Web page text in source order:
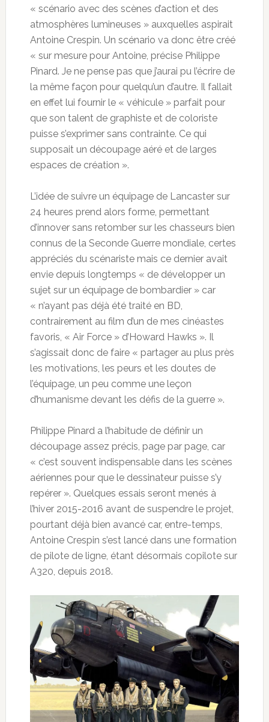
« scénario avec des scènes d’action et des
atmosphères lumineuses » auxquelles aspirait
Antoine Crespin. Un scénario va donc être créé
« sur mesure pour Antoine, précise Philippe
Pinard. Je ne pense pas que j’aurai pu l’écrire de
la même façon pour quelqu’un d’autre. Il fallait
en effet lui fournir le « véhicule » parfait pour
que son talent de graphiste et de coloriste
puisse s’exprimer sans contrainte. Ce qui
supposait un découpage aéré et de larges
espaces de création ».
L’idée de suivre un équipage de Lancaster sur
24 heures prend alors forme, permettant
d’innover sans retomber sur les chasseurs bien
connus de la Seconde Guerre mondiale, certes
appréciés du scénariste mais ce dernier avait
envie depuis longtemps « de développer un
sujet sur un équipage de bombardier » car
« n’ayant pas déjà été traité en BD,
contrairement au film d’un de mes cinéastes
favoris, « Air Force » d’Howard Hawks ». Il
s’agissait donc de faire « partager au plus près
les motivations, les peurs et les doutes de
l’équipage, un peu comme une leçon
d’humanisme devant les défis de la guerre ».
Philippe Pinard a l’habitude de définir un
découpage assez précis, page par page, car
« c’est souvent indispensable dans les scènes
aériennes pour que le dessinateur puisse s’y
repérer ». Quelques essais seront menés à
l’hiver 2015-2016 avant de suspendre le projet,
pourtant déjà bien avancé car, entre-temps,
Antoine Crespin s’est lancé dans une formation
de pilote de ligne, étant désormais copilote sur
A320, depuis 2018.